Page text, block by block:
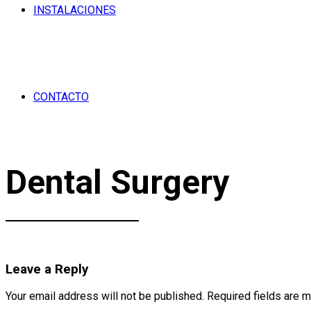
INSTALACIONES
CONTACTO
Dental Surgery
Leave a Reply
Your email address will not be published. Required fields are